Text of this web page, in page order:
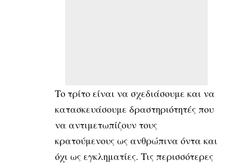
Το τρίτο είναι να σχεδιάσουμε και να
κατασκευάσουμε δραστηριότητές που
να αντιμετωπίζουν τους
κρατούμενους ως ανθρώπινα όντα και
όχι ως εγκληματίες. Τις περισσότερες